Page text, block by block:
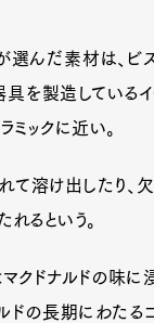
んだ素材は、ビス
具を製造している
ミックに近い。
て溶け出したり、
るという。
クドナルドの味に
の長期にわたる